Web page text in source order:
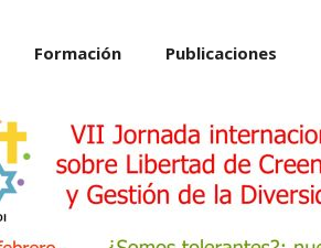
Formación Publicaciones